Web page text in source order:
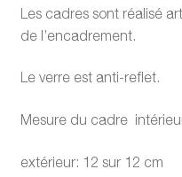
Les cadres sont réalisé
de l’encadrement.
Le verre est anti-reflet.
Mesure du cadre
extérieur: 12 sur 12 cm